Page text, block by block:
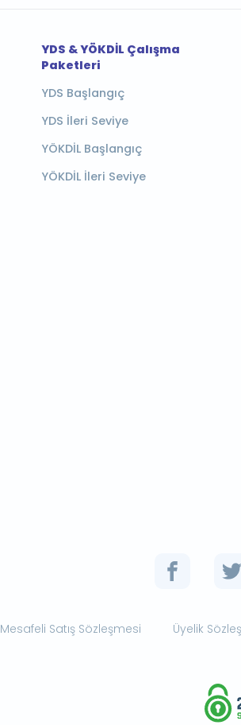
YDS & YÖKDİL Çalışma
Paketleri
YDS Başlangıç
YDS İleri Seviye
YÖKDİL Başlangıç
YÖKDİL İleri Seviye
Mesafeli Satış Sözleşmesi Üyelik